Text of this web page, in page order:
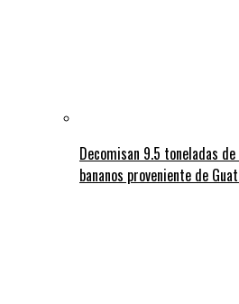
Decomisan 9.5 toneladas
bananos proveniente de